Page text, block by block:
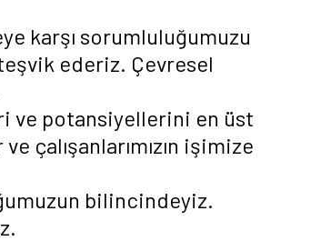
karşı sorumluluğumuzu
ederiz. Çevresel
ve potansiyellerini en üst
çalışanlarımızın işimize
bilincindeyiz.